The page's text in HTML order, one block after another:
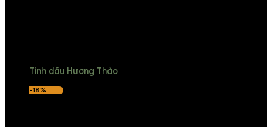
Tinh dầu Hương Thảo
-18%